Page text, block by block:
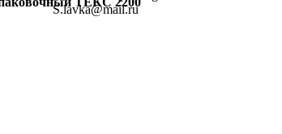
S.lavka@mail.ru